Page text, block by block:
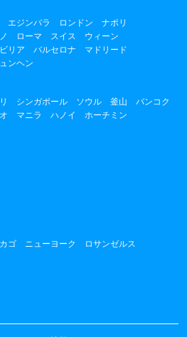
エジンバラ ロンドン
ナポリ
ローマ スイス
ウィーン
リア バルセロナ
マドリード
ンヘン
シンガポール ソウル 釜山
バンコク
マニラ ハノイ
ホーチミン
ゴ ニューヨーク
ロサンゼルス